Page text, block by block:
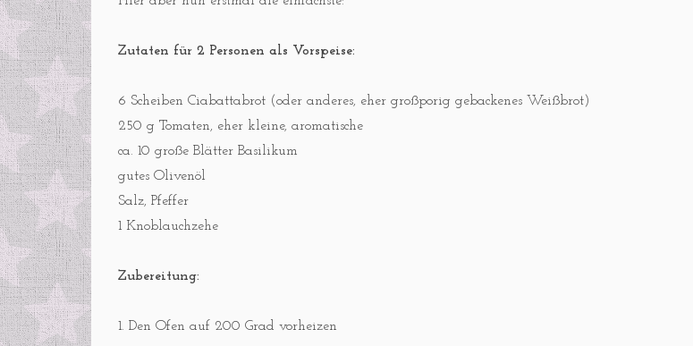
Zutaten für 2 Personen als Vorspeise:
6 Scheiben Ciabattabrot (oder anderes, eher großporig gebackenes Weißbrot)
250 g Tomaten, eher kleine, aromatische
ca. 10 große Blätter Basilikum
gutes Olivenöl
Salz, Pfeffer
1 Knoblauchzehe
Zubereitung:
1. Den Ofen auf 200 Grad vorheizen